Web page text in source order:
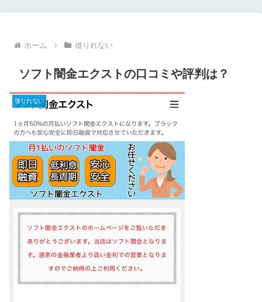
ホーム 借りれない
ソフト闇金エクストの口コミや評判は？
借りれない